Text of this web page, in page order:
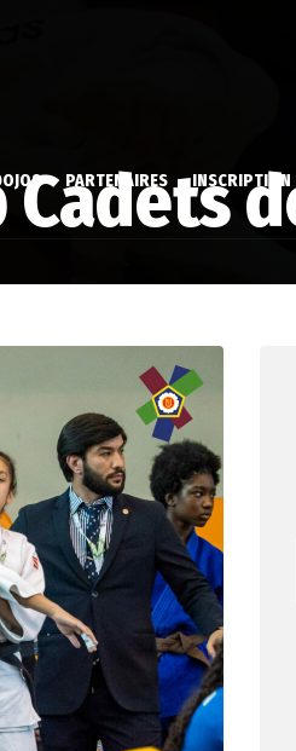
PARTENAIRES INSCRIPTION
Cadets